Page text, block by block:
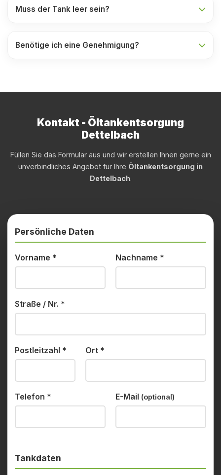
Muss der Tank leer sein?
Benötige ich eine Genehmigung?
Kontakt - Öltankentsorgung
Dettelbach
Füllen Sie das Formular aus und wir erstellen Ihnen gerne ein
unverbindliches Angebot für Ihre Öltankentsorgung in
Dettelbach.
Persönliche Daten
Vorname * Nachname *
Straße / Nr. *
Postleitzahl * Ort *
Telefon * E-Mail (optional)
Tankdaten